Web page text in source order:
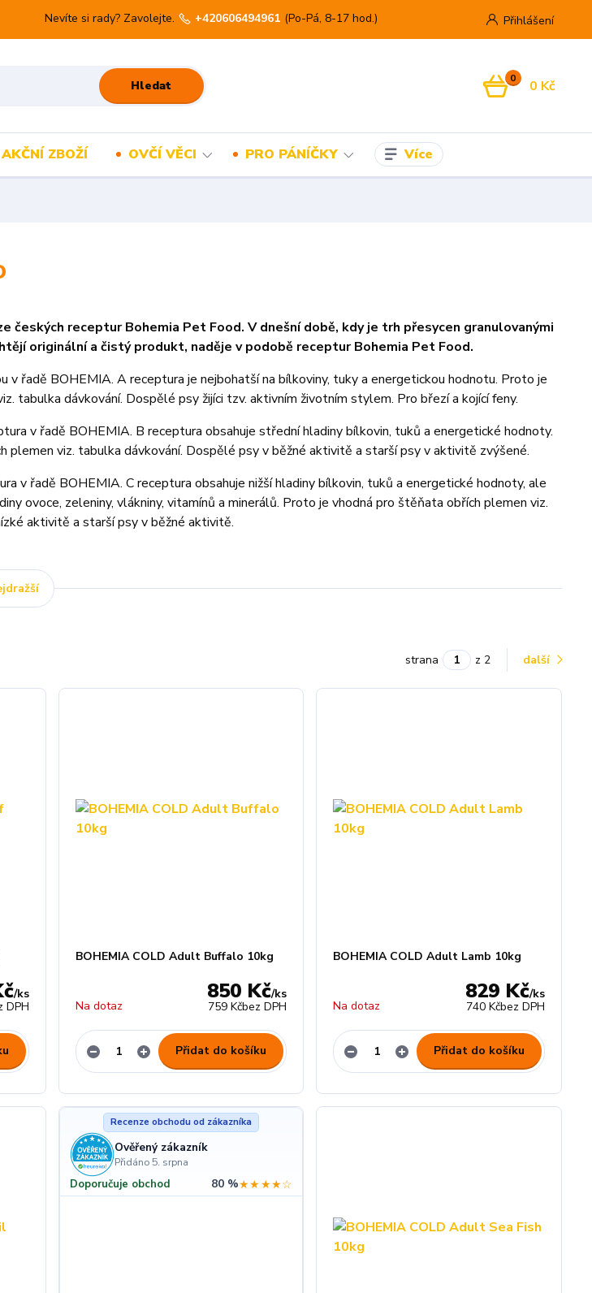
Přihlášení
Hledat
Nevíte si rady? Zavolejte. +420606494961 (Po-Pá, 8-17 hod.)
0 0 Kč
AKČNÍ ZBOŽÍ OVČÍ VĚCI PRO PÁNÍČKY Více
českých receptur Bohemia Pet Food. V dnešní době, kdy je trh přesycen granulovanými
originální a čistý produkt, naděje v podobě receptur Bohemia Pet Food.
v řadě BOHEMIA. A receptura je nejbohatší na bílkoviny, tuky a energetickou hodnotu. Proto je
tabulka dávkování. Dospělé psy žijíci tzv. aktivním životním stylem. Pro březí a kojící feny.
v řadě BOHEMIA. B receptura obsahuje střední hladiny bílkovin, tuků a energetické hodnoty.
plemen viz. tabulka dávkování. Dospělé psy v běžné aktivitě a starší psy v aktivitě zvýšené.
v řadě BOHEMIA. C receptura obsahuje nižší hladiny bílkovin, tuků a energetické hodnoty, ale
ovoce, zeleniny, vlákniny, vitamínů a minerálů. Proto je vhodná pro štěňata obřích plemen viz.
aktivitě a starší psy v běžné aktivitě.
strana z 2 další
/ks
DPH
BOHEMIA COLD Adult Buffalo 10kg
850 Kč/ks
759 Kčbez DPH
Na dotaz
Přidat do košíku
BOHEMIA COLD Adult Lamb 10kg
829 Kč/ks
740 Kčbez DPH
Na dotaz
Přidat do košíku
Recenze obchodu od zákazníka
Ověřený zákazník
Přidáno 5. srpna
Doporučuje obchod 80 %★★★★☆